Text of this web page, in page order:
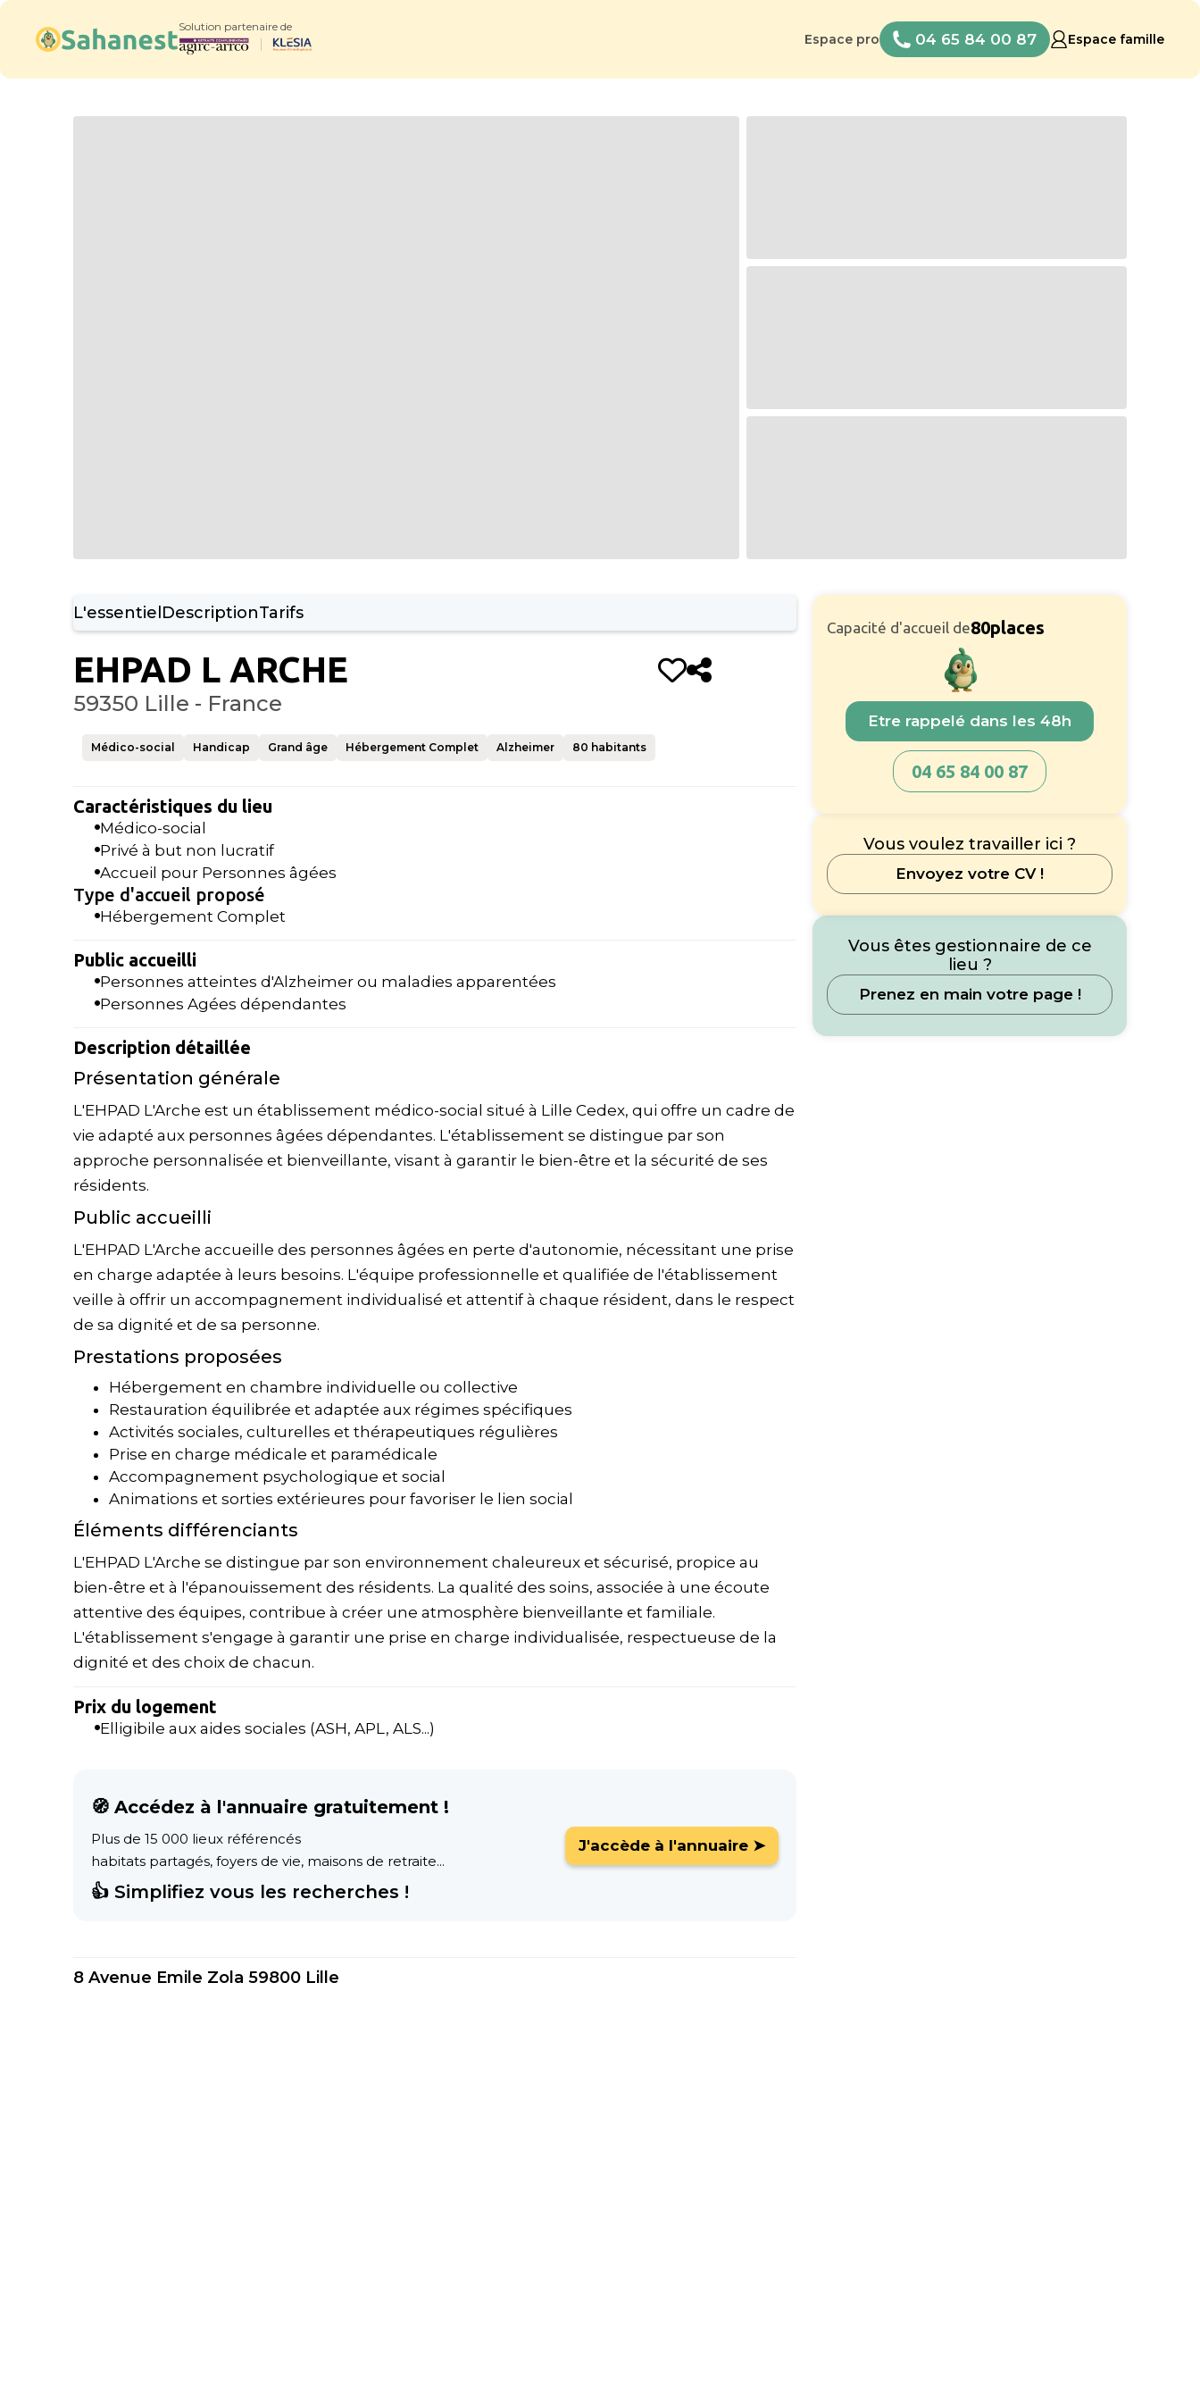
Solution partenaire de
Espace pro 04 65 84 00 87 Espace famille
L'essentielDescriptionTarifs
EHPAD L ARCHE
59350 Lille - France
Médico-social Handicap Grand âge Hébergement Complet Alzheimer 80 habitants
Caractéristiques du lieu
Médico-social
Privé à but non lucratif
Accueil pour Personnes âgées
Type d'accueil proposé
Hébergement Complet
Public accueilli
Personnes atteintes d'Alzheimer ou maladies apparentées
Personnes Agées dépendantes
Description détaillée
Présentation générale
L'EHPAD L'Arche est un établissement médico-social situé à Lille Cedex, qui offre un cadre de
vie adapté aux personnes âgées dépendantes. L'établissement se distingue par son
approche personnalisée et bienveillante, visant à garantir le bien-être et la sécurité de ses
résidents.
Public accueilli
L'EHPAD L'Arche accueille des personnes âgées en perte d'autonomie, nécessitant une prise
en charge adaptée à leurs besoins. L'équipe professionnelle et qualifiée de l'établissement
veille à offrir un accompagnement individualisé et attentif à chaque résident, dans le respect
de sa dignité et de sa personne.
Prestations proposées
Hébergement en chambre individuelle ou collective
Restauration équilibrée et adaptée aux régimes spécifiques
Activités sociales, culturelles et thérapeutiques régulières
Prise en charge médicale et paramédicale
Accompagnement psychologique et social
Animations et sorties extérieures pour favoriser le lien social
Éléments différenciants
L'EHPAD L'Arche se distingue par son environnement chaleureux et sécurisé, propice au
bien-être et à l'épanouissement des résidents. La qualité des soins, associée à une écoute
attentive des équipes, contribue à créer une atmosphère bienveillante et familiale.
L'établissement s'engage à garantir une prise en charge individualisée, respectueuse de la
dignité et des choix de chacun.
Prix du logement
Elligibile aux aides sociales (ASH, APL, ALS...)
🧭 Accédez à l'annuaire gratuitement !
Plus de 15 000 lieux référencés
habitats partagés, foyers de vie, maisons de retraite...
👍 Simplifiez vous les recherches !
J'accède à l'annuaire ➤
8 Avenue Emile Zola 59800 Lille
Capacité d'accueil de80places
Etre rappelé dans les 48h
04 65 84 00 87
Vous voulez travailler ici ?
Envoyez votre CV !
Vous êtes gestionnaire de ce
lieu ?
Prenez en main votre page !